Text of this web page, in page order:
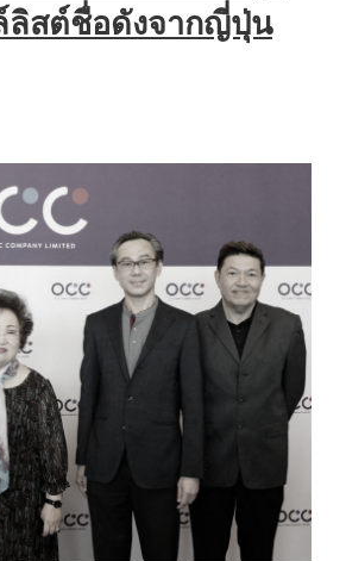
ลิสต์ชื่อดังจากญี่ปุ่น